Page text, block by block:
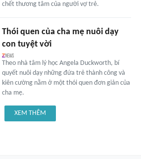
chết thương tâm của người vợ trẻ.
Thói quen của cha mẹ nuôi dạy
con tuyệt vời
Theo nhà tâm lý học Angela Duckworth, bí
quyết nuôi dạy những đứa trẻ thành công và
kiên cường nằm ở một thói quen đơn giản của
cha mẹ.
XEM THÊM